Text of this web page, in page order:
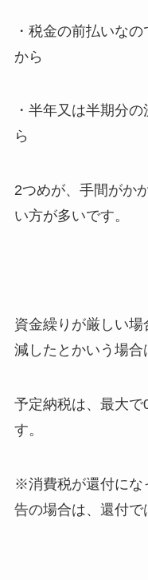
・税金の前払いな
から
・半年又は半期分
ら
2つめが、手間がか
い方が多いです。
資金繰りが厳しい
減したとかいう場合
予定納税は、最大で
す。
※消費税が還付にな
告の場合は、還付